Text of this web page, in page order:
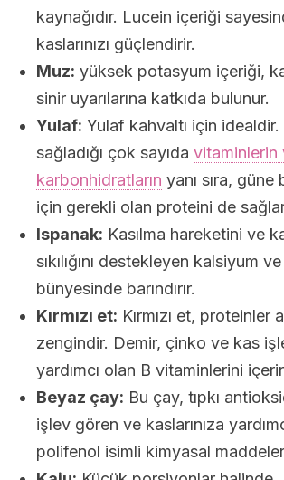
kaynağıdır. Lucein içeriği
kaslarınızı güçlendirir.
Muz: yüksek potasyum içeriği,
sinir uyarılarına katkıda bulunur.
Yulaf: Yulaf kahvaltı için
sağladığı çok sayıda vitaminlerin
karbonhidratların yanı sıra, güne
için gerekli olan proteini de
Ispanak: Kasılma hareketini ve
sıkılığını destekleyen kalsiyum
bünyesinde barındırır.
Kırmızı et: Kırmızı et, proteinler
zengindir. Demir, çinko ve kas
yardımcı olan B vitaminlerini
Beyaz çay: Bu çay, tıpkı
işlev gören ve kaslarınıza
polifenol isimli kimyasal